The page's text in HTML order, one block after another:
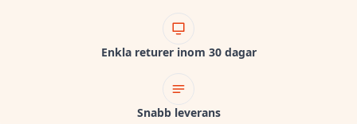
Enkla returer inom 30 dagar
Snabb leverans